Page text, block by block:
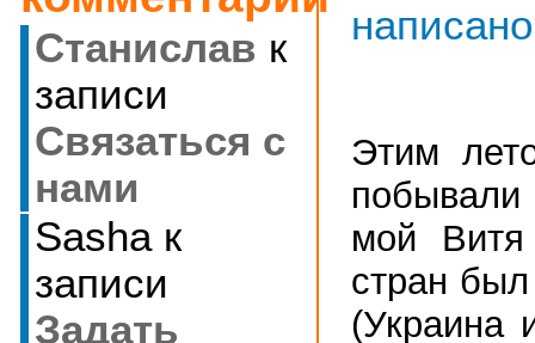
Станислав к
записи
Cвязаться с
нами
Sashaк
записи
Задать
Этим
побывали
мой
стран
(Украина